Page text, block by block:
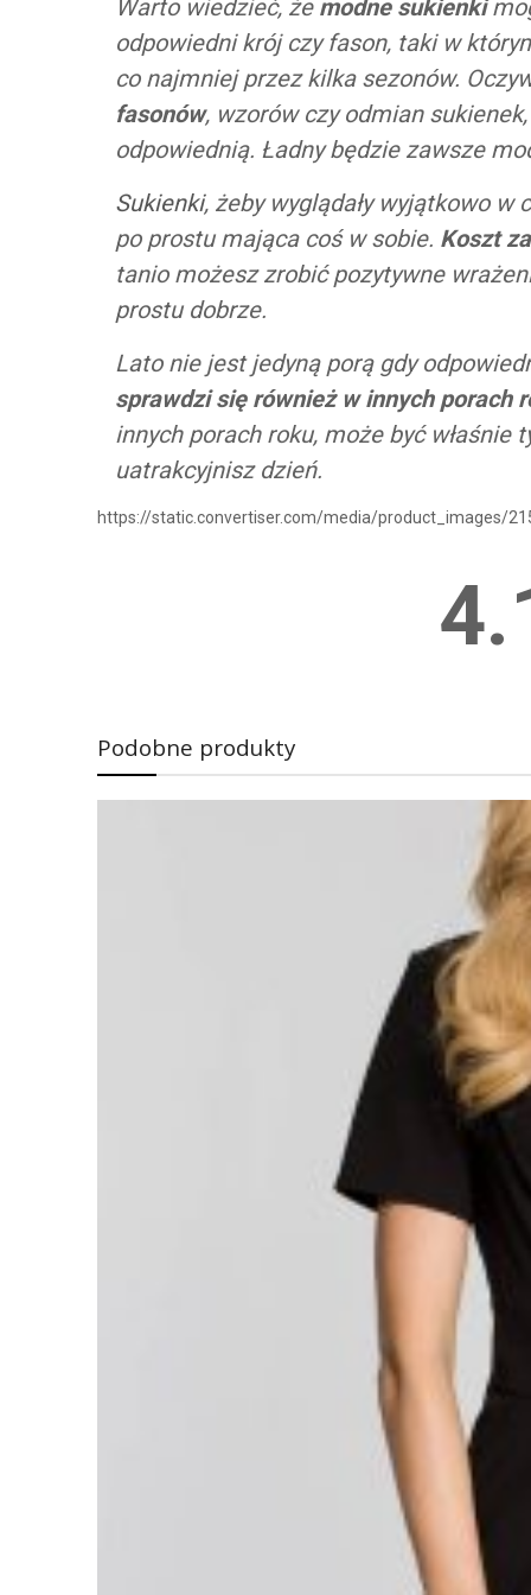
Warto wiedzieć, że modne sukienki
odpowiedni krój czy fason, taki w
co najmniej przez kilka sezonów.
fasonów, wzorów czy odmian
odpowiednią. Ładny będzie zawsze
Sukienki, żeby wyglądały wyjątkowo
po prostu mająca coś w sobie. Koszt
tanio możesz zrobić pozytywne
prostu dobrze.
Lato nie jest jedyną porą gdy
sprawdzi się również w innych porach
innych porach roku, może być właśnie
uatrakcyjnisz dzień.
https://static.convertiser.com/media/product_images/
Podobne produkty